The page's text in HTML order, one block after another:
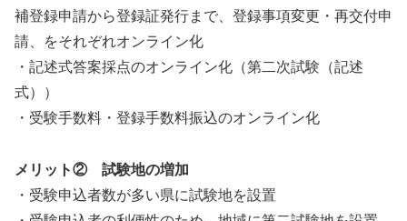
補登録申請から登録証発行まで、登録事項変更・再交付申
請、をそれぞれオンライン化
・記述式答案採点のオンライン化（第二次試験（記述
式））
・受験手数料・登録手数料振込のオンライン化
メリット② 試験地の増加
・受験申込者数が多い県に試験地を設置